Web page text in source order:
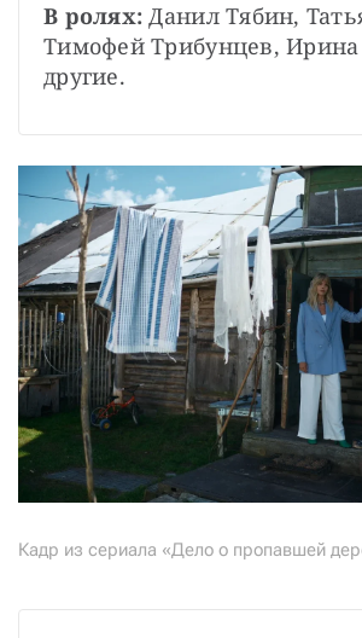
В ролях: Данил Тябин,
Тимофей Трибунцев,
другие.
Кадр из сериала «Дело о пропавшей